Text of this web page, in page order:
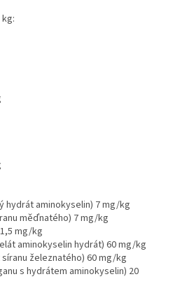
hydrát aminokyselin) 7 mg/kg
měďnatého) 7 mg/kg
mg/kg
aminokyselin hydrát) 60 mg/kg
železnatého) 60 mg/kg
s hydrátem aminokyselin) 20